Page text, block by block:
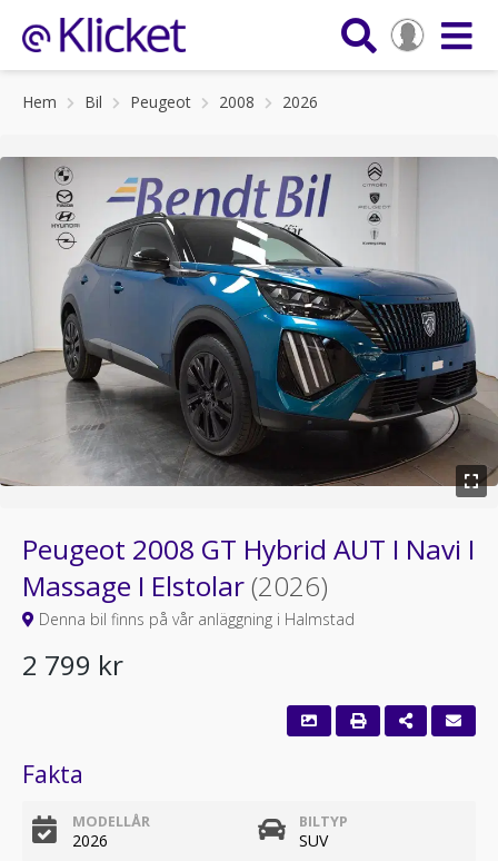
Hem Bil Peugeot 2008 2026
Peugeot 2008 GT Hybrid AUT I Navi I
Massage I Elstolar(2026)
Denna bil finns på vår anläggning i Halmstad
2 799 kr
Fakta
MODELLÅR
2026
BILTYP
SUV